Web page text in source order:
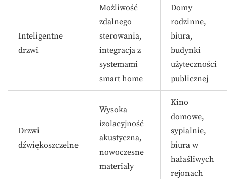
Inteligentne
drzwi
Możliwość
zdalnego
sterowania,
integracja z
systemami
smart home
Domy
rodzinne,
biura,
budynki
użyteczności
publicznej
Drzwi
dźwiękoszczelne
Wysoka
izolacyjność
akustyczna,
nowoczesne
materiały
Kino
domowe,
sypialnie,
biura w
hałaśliwych
rejonach